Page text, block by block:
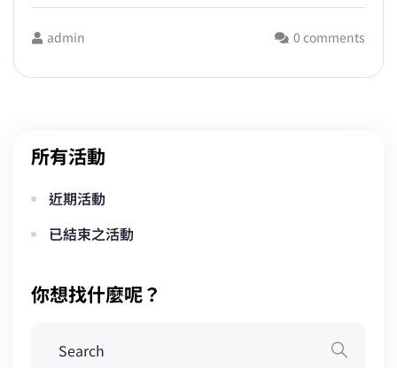
admin 0 comments
所有活動
近期活動
已結束之活動
你想找什麼呢？